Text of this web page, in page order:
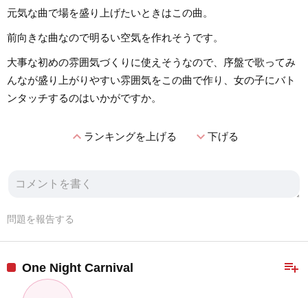
元気な曲で場を盛り上げたいときはこの曲。
前向きな曲なので明るい空気を作れそうです。
大事な初めの雰囲気づくりに使えそうなので、序盤で歌ってみ
んなが盛り上がりやすい雰囲気をこの曲で作り、女の子にバト
ンタッチするのはいかがですか。
expand_lessランキングを上げる expand_more下げる
問題を報告する
playlist_add
One Night Carnival